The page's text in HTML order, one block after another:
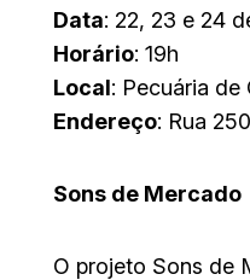
Data: 22, 23 e 24
Horário: 19h
Local: Pecuária de
Endereço: Rua
Sons de Mercado
O projeto Sons de